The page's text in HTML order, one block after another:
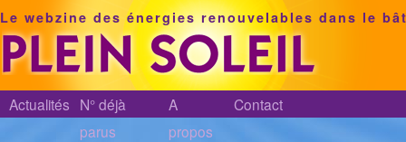
Le webzine des énergies renouvelables dans le
Actualités N° déjà
parus
A
propos
Contact